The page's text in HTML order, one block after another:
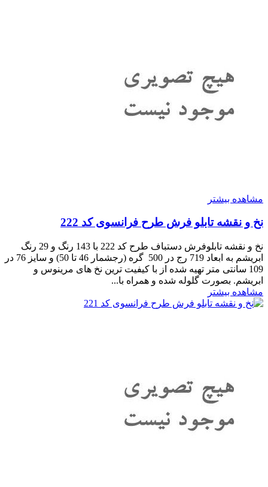
مشاهده بیشتر
نخ و نقشه تابلو فرش طرح فرانسوی کد 222
نخ و نقشه تابلوفرش دستباف طرح کد 222 با 143 رنگ و 29 رنگ
ابریشم به ابعاد 719 رج در 500 گره (رجشمار 46 تا 50) و سایز 76 در
109 سانتی متر تهیه شده از با کیفیت ترین نخ های مرینوس و
ابریشم. بصورت گلوله شده و همراه با...
مشاهده بیشتر